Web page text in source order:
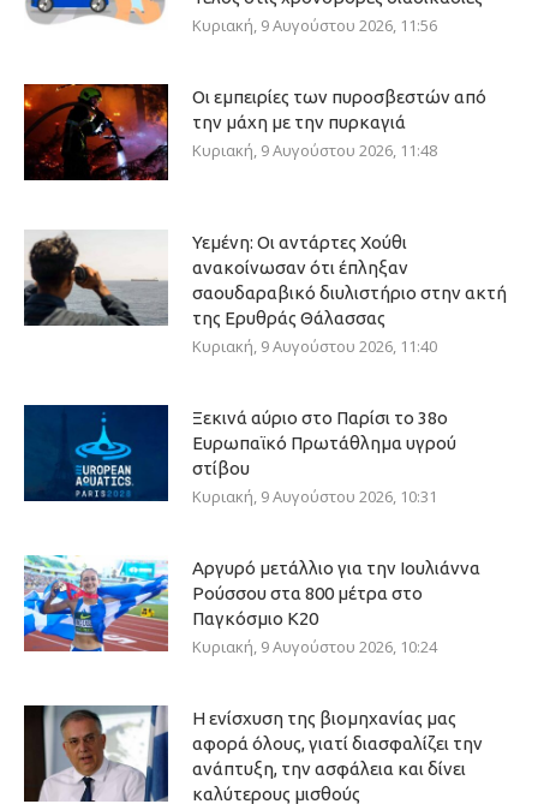
Κυριακή, 9 Αυγούστου 2026, 11:56
Οι εμπειρίες των πυροσβεστών από
την μάχη με την πυρκαγιά
Κυριακή, 9 Αυγούστου 2026, 11:48
Υεμένη: Οι αντάρτες Χούθι
ανακοίνωσαν ότι έπληξαν
σαουδαραβικό διυλιστήριο στην ακτή
της Ερυθράς Θάλασσας
Κυριακή, 9 Αυγούστου 2026, 11:40
Ξεκινά αύριο στο Παρίσι το 38ο
Ευρωπαϊκό Πρωτάθλημα υγρού
στίβου
Κυριακή, 9 Αυγούστου 2026, 10:31
Αργυρό μετάλλιο για την Ιουλιάννα
Ρούσσου στα 800 μέτρα στο
Παγκόσμιο Κ20
Κυριακή, 9 Αυγούστου 2026, 10:24
Η ενίσχυση της βιομηχανίας μας
αφορά όλους, γιατί διασφαλίζει την
ανάπτυξη, την ασφάλεια και δίνει
καλύτερους μισθούς